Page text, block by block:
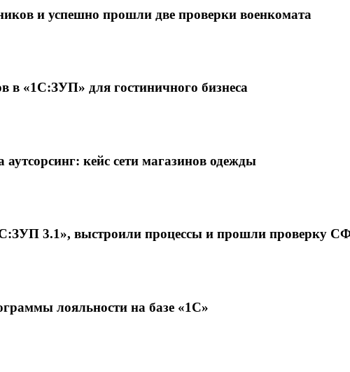
и успешно прошли две проверки военкомата
в «1С:ЗУП» для гостиничного бизнеса
кейс сети магазинов одежды
3.1», выстроили процессы и прошли проверку
лояльности на базе «1С»